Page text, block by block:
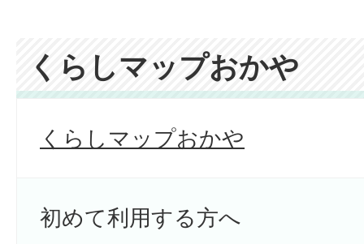
くらしマップおかや
くらしマップおかや
初めて利用する方へ